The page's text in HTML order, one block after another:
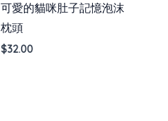
可愛的貓咪肚子記憶泡沫
枕頭
$32.00